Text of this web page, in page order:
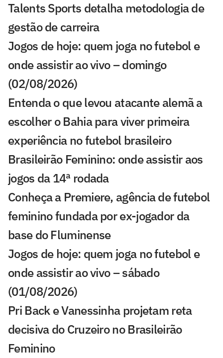
Talents Sports detalha metodologia de
gestão de carreira
Jogos de hoje: quem joga no futebol e
onde assistir ao vivo – domingo
(02/08/2026)
Entenda o que levou atacante alemã a
escolher o Bahia para viver primeira
experiência no futebol brasileiro
Brasileirão Feminino: onde assistir aos
jogos da 14ª rodada
Conheça a Premiere, agência de futebol
feminino fundada por ex-jogador da
base do Fluminense
Jogos de hoje: quem joga no futebol e
onde assistir ao vivo – sábado
(01/08/2026)
Pri Back e Vanessinha projetam reta
decisiva do Cruzeiro no Brasileirão
Feminino